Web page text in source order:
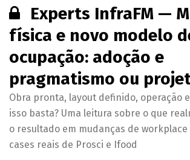
Conteúdo restrito:
Experts InfraFM —
física e novo modelo
ocupação: adoção e
pragmatismo ou
Obra pronta, layout definido, operação
isso basta? Uma leitura sobre o que
o resultado em mudanças de workplace
cases reais de Prosci e Ifood